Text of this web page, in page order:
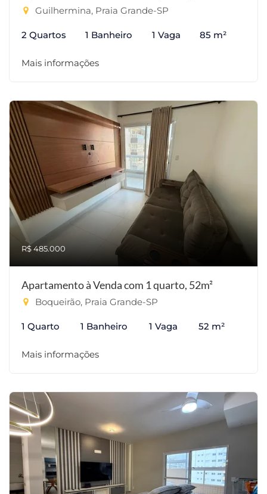
Guilhermina, Praia Grande-SP
2 Quartos 1 Banheiro 1 Vaga 85 m²
Mais informações
R$ 485.000
Apartamento à Venda com 1 quarto, 52m²
Boqueirão, Praia Grande-SP
1 Quarto 1 Banheiro 1 Vaga 52 m²
Mais informações